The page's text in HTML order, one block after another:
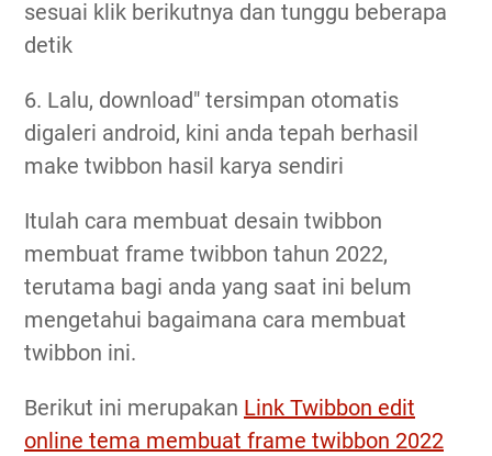
sesuai klik berikutnya dan tunggu beberapa
detik
6. Lalu, download" tersimpan otomatis
digaleri android, kini anda tepah berhasil
make twibbon hasil karya sendiri
Itulah cara membuat desain twibbon
membuat frame twibbon tahun 2022,
terutama bagi anda yang saat ini belum
mengetahui bagaimana cara membuat
twibbon ini.
Berikut ini merupakan Link Twibbon edit
online tema membuat frame twibbon 2022